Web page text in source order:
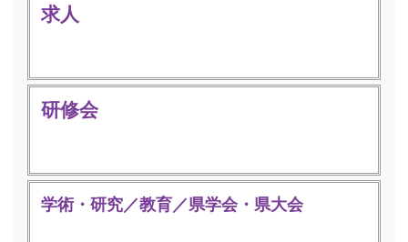
求人
研修会
学術・研究／教育／県学会・県大会